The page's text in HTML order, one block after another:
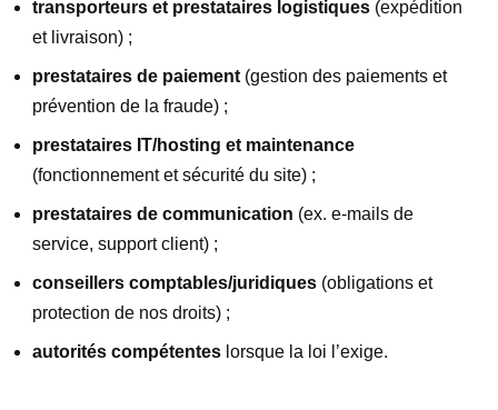
transporteurs et prestataires logistiques(expédition
et livraison) ;
prestataires de paiement(gestion des paiements et
prévention de la fraude) ;
prestataires IT/hosting et maintenance
(fonctionnement et sécurité du site) ;
prestataires de communication (ex. e-mails de
service, support client) ;
conseillers comptables/juridiques(obligations et
protection de nos droits) ;
autorités compétenteslorsque la loi l’exige.